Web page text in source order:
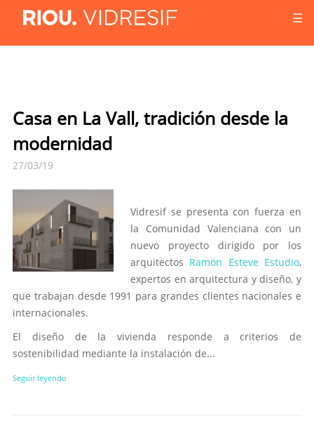
☰
Casa en La Vall, tradición desde la
modernidad
27/03/19
Vidresif se presenta con fuerza en
la Comunidad Valenciana con un
nuevo proyecto dirigido por los
arquitectos Ramón Esteve Estudio,
expertos en arquitectura y diseño, y
que trabajan desde 1991 para grandes clientes nacionales e
internacionales.
El diseño de la vivienda responde a criterios de
sostenibilidad mediante la instalación de...
Seguir leyendo